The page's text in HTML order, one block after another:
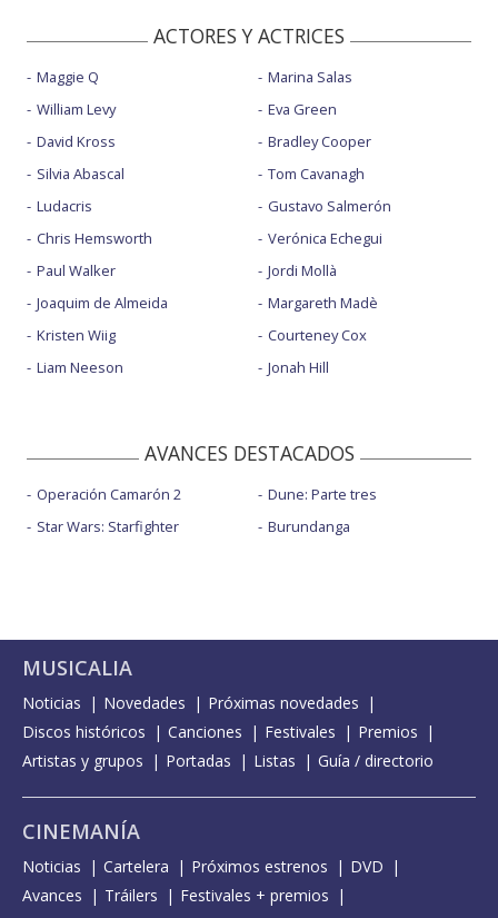
ACTORES Y ACTRICES
Maggie Q
William Levy
David Kross
Silvia Abascal
Ludacris
Chris Hemsworth
Paul Walker
Joaquim de Almeida
Kristen Wiig
Liam Neeson
Marina Salas
Eva Green
Bradley Cooper
Tom Cavanagh
Gustavo Salmerón
Verónica Echegui
Jordi Mollà
Margareth Madè
Courteney Cox
Jonah Hill
AVANCES DESTACADOS
Operación Camarón 2
Star Wars: Starfighter
Dune: Parte tres
Burundanga
MUSICALIA
Noticias Novedades
Próximas novedades
Discos históricos
Canciones Festivales
Premios
Artistas y grupos
Portadas Listas Guía / directorio
CINEMANÍA
Noticias Cartelera Próximos estrenos
DVD
Avances
Tráilers
Festivales + premios